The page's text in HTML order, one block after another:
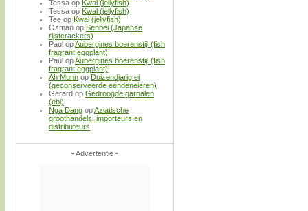
Tessa op Kwal (jellyfish)
Tessa op Kwal (jellyfish)
Tee op Kwal (jellyfish)
Osman op Senbei (Japanse
rijstcrackers)
Paul opAubergines boerenstijl (fish
fragrant eggplant)
Paul opAubergines boerenstijl (fish
fragrant eggplant)
Ah Munn op Duizendjarig ei
(geconserveerde eendeneieren)
Gerard op Gedroogde garnalen
(ebi)
Nga Dang opAziatische
groothandels, importeurs en
distributeurs
- Advertentie -